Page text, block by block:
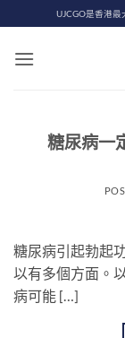
to
content
UJCGO是香港
糖尿病一
糖尿病引起勃起
以有多個方面。
病可能 […]